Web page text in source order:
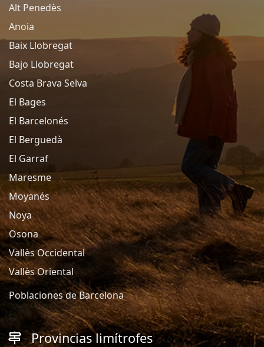
Alt Penedès
Anoia
Baix Llobregat
Bajo Llobregat
Costa Brava Selva
El Bages
El Barcelonés
El Berguedà
El Garraf
Maresme
Moyanés
Noya
Osona
Vallès Occidental
Vallès Oriental
Poblaciones de Barcelona
Provincias limítrofes